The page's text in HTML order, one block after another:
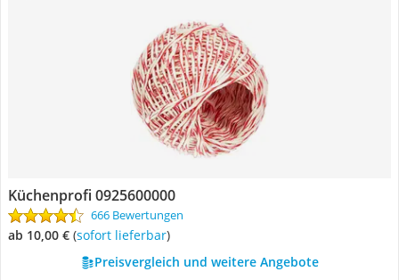
Küchenprofi 0925600000
666 Bewertungen
ab 10,00 € ( Sofort lieferbar)
Preisvergleich und weitere Angebote